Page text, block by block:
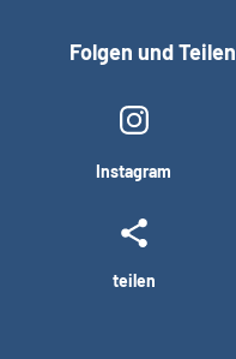
Folgen und Teilen
Instagram
teilen